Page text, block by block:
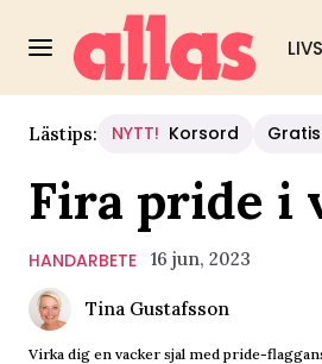
Lästips: NYTT! Korsord
Fira pride i
HANDARBETE 16 jun, 2023
Tina Gustafsson
Virka dig en vacker sjal med pride-